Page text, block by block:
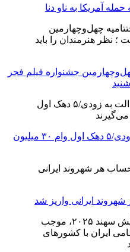
جشنواره فیلم فجر
واریز سود سهام عدالت به زودی/۵ دهک اول وام ۳۰ میلیون